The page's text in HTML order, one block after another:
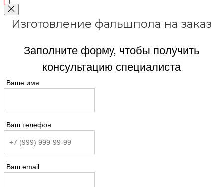
Изготовление фальшпола на заказ
Заполните форму, чтобы получить
консультацию специалиста
Ваше имя
Ваш телефон
Ваш email